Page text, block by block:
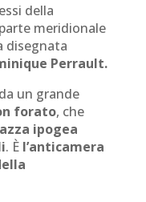
della
meridionale
disegnata
Perrault.
un grande
forato, che
ipogea
. Èl’anticamera